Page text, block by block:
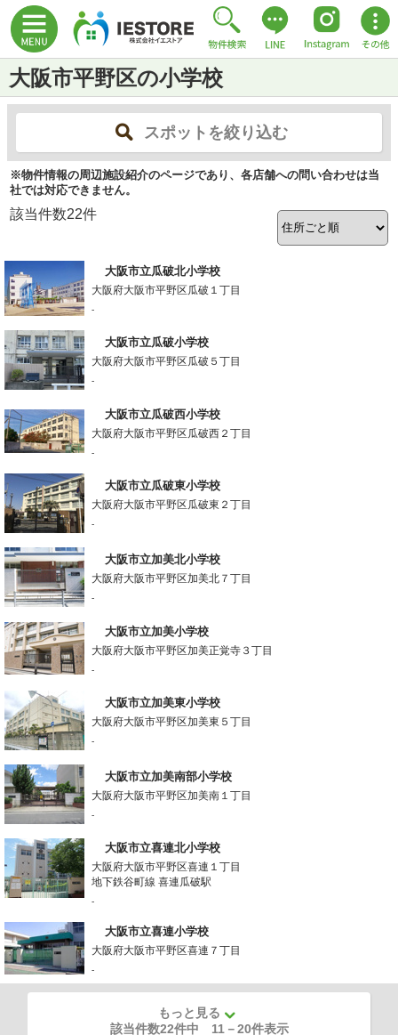
大阪市平野区の小学校
スポットを絞り込む
※物件情報の周辺施設紹介のページであり、各店舗への問い合わせは当
社では対応できません。
該当件数22件
大阪市立瓜破北小学校
大阪府大阪市平野区瓜破１丁目
-
大阪市立瓜破小学校
大阪府大阪市平野区瓜破５丁目
-
大阪市立瓜破西小学校
大阪府大阪市平野区瓜破西２丁目
-
大阪市立瓜破東小学校
大阪府大阪市平野区瓜破東２丁目
-
大阪市立加美北小学校
大阪府大阪市平野区加美北７丁目
-
大阪市立加美小学校
大阪府大阪市平野区加美正覚寺３丁目
-
大阪市立加美東小学校
大阪府大阪市平野区加美東５丁目
-
大阪市立加美南部小学校
大阪府大阪市平野区加美南１丁目
-
大阪市立喜連北小学校
大阪府大阪市平野区喜連１丁目
地下鉄谷町線 喜連瓜破駅
-
大阪市立喜連小学校
大阪府大阪市平野区喜連７丁目
-
もっと見る
該当件数22件中 11 －20件表示